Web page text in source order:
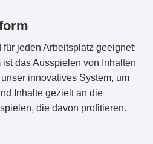
jeden Arbeitsplatz geeignet:
ist das Ausspielen von Inhalten
innovatives System, um
Inhalte gezielt an die
die davon profitieren.